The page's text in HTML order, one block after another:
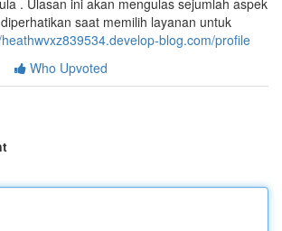
. Ulasan ini akan mengulas sejumlah aspek
saat memilih layanan untuk
blog.com/profile
Who Upvoted